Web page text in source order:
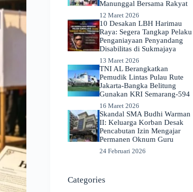
Manunggal Bersama Rakyat
12 Maret 2026
​10 Desakan LBH Harimau
Raya: Segera Tangkap Pelaku
Penganiayaan Penyandang
Disabilitas di Sukmajaya
13 Maret 2026
TNI AL Berangkatkan
Pemudik Lintas Pulau Rute
Jakarta-Bangka Belitung
Gunakan KRI Semarang-594
16 Maret 2026
Skandal SMA Budhi Warman
II: Keluarga Korban Desak
Pencabutan Izin Mengajar
Permanen Oknum Guru
24 Februari 2026
Categories